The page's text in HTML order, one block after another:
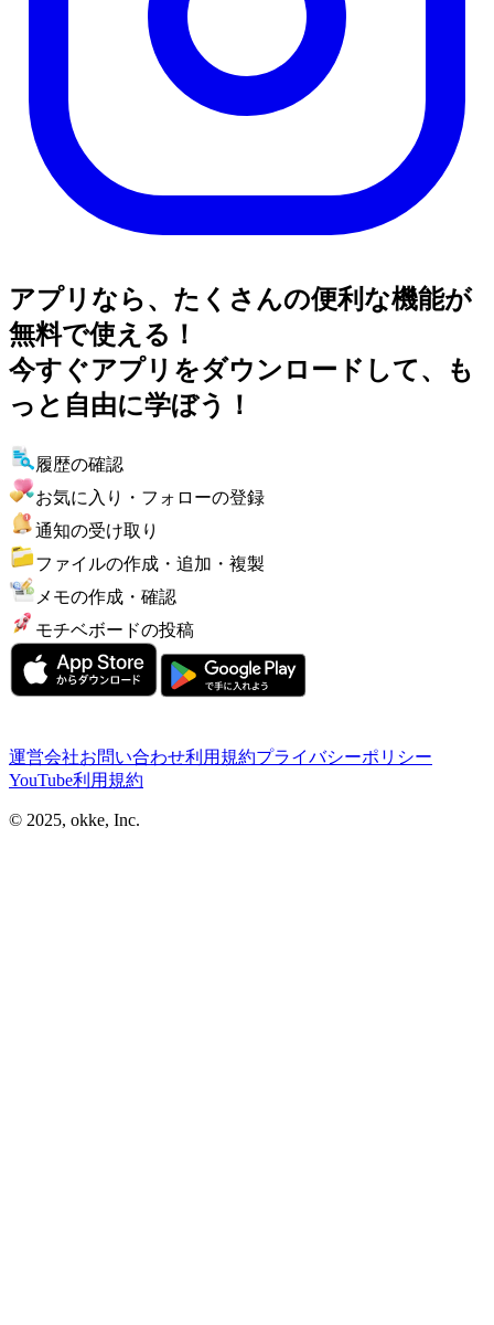
アプリなら、たくさんの便利な機能が
無料で使える！
今すぐアプリをダウンロードして、も
っと自由に学ぼう！
履歴の確認
お気に入り・フォローの登録
通知の受け取り
ファイルの作成・追加・複製
メモの作成・確認
モチベボードの投稿
運営会社お問い合わせ利用規約プライバシーポリシー
YouTube利用規約
© 2025, okke, Inc.